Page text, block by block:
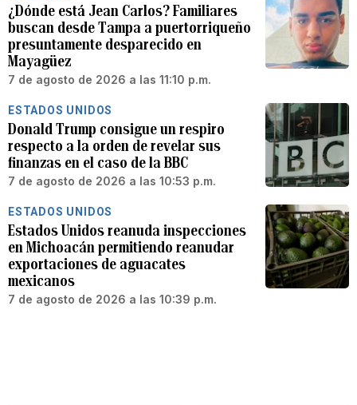
¿Dónde está Jean Carlos? Familiares
buscan desde Tampa a puertorriqueño
presuntamente desparecido en
Mayagüez
7 de agosto de 2026 a las 11:10 p.m.
ESTADOS UNIDOS
Donald Trump consigue un respiro
respecto a la orden de revelar sus
finanzas en el caso de la BBC
7 de agosto de 2026 a las 10:53 p.m.
ESTADOS UNIDOS
Estados Unidos reanuda inspecciones
en Michoacán permitiendo reanudar
exportaciones de aguacates
mexicanos
7 de agosto de 2026 a las 10:39 p.m.